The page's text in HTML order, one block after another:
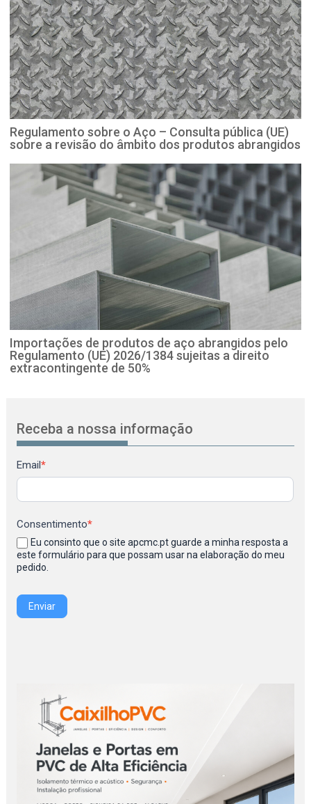
Regulamento sobre o Aço – Consulta pública (UE)
sobre a revisão do âmbito dos produtos abrangidos
Importações de produtos de aço abrangidos pelo
Regulamento (UE) 2026/1384 sujeitas a direito
extracontingente de 50%
Receba a nossa informação
Newsletter
Email*
Consentimento*
Eu consinto que o site apcmc.pt guarde a minha resposta a
este formulário para que possam usar na elaboração do meu
pedido.
Enviar